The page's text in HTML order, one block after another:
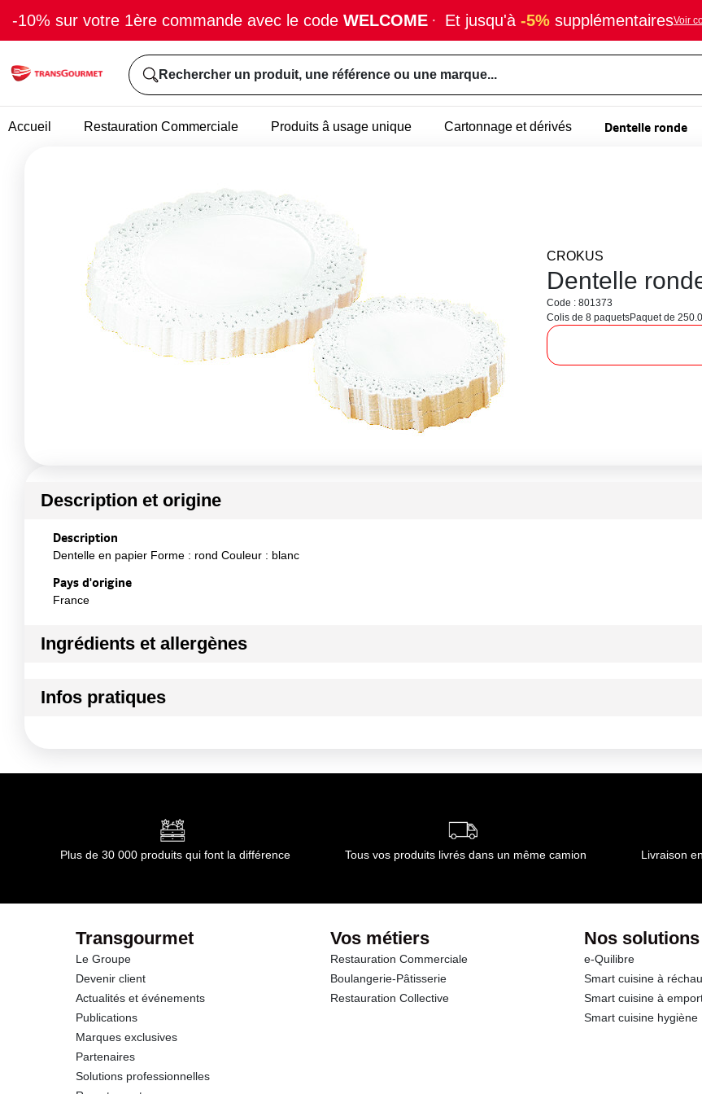
-10% sur votre 1ère commande avec le code WELCOME · Et jusqu'à -5% supplémentairesVoir
Rechercher un produit, une référence ou une marque...
Accueil Restauration Commerciale Produits â usage unique Cartonnage et dérivés Dentelle ronde
CROKUS
Dentelle
Code : 801373
Colis de 8 paquetsPaquet de
Description et origine
Description
Dentelle en papier Forme : rond Couleur : blanc
Pays d'origine
France
Ingrédients et allergènes
Papier
Infos pratiques
Conformément aux informations transmises par le(s) fournisseur(s) de Transgourmet Opérations
Plus de 30 000 produits qui font la différence Tous vos produits livrés dans un même camion Livraison
Transgourmet
Le Groupe
Devenir client
Actualités et événements
Publications
Marques exclusives
Partenaires
Solutions professionnelles
Vos métiers
Restauration Commerciale
Boulangerie-Pâtisserie
Restauration Collective
Nos solutions
e-Quilibre
Smart cuisine à
Smart cuisine à
Smart cuisine hygiène